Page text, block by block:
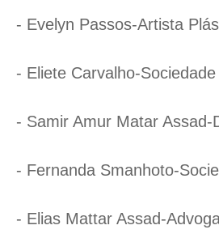
- Evelyn Passos-Artista
- Eliete Carvalho-
- Samir Amur Matar
- Fernanda Smanhoto-
- Elias Mattar Assad-